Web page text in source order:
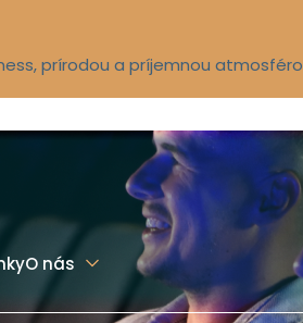
prírodou a príjemnou
O nás